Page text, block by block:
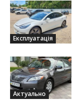
Експлуатація
Актуально